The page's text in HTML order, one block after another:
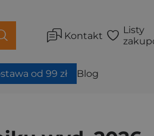
Kontakt
Listy
od 99 zł Blog